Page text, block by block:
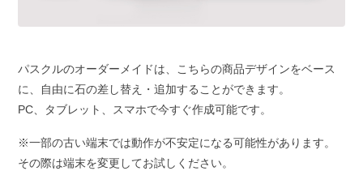
パスクルのオーダーメイドは、こちらの商品デザインをベース
に、自由に石の差し替え・追加することができます。
PC、タブレット、スマホで今すぐ作成可能です。
※一部の古い端末では動作が不安定になる可能性があります。
その際は端末を変更してお試しください。